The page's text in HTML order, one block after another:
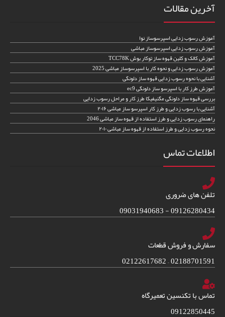
آخرین مقالات
آموزش رسوب زدایی اسپرسوساز نوا
آموزش رسوب زدایی اسپرسوساز مباشی
آموزش کالک و کلین قهوه ساز توکار بوش TCC78K
آموزش رسوب زدایی و نحوه کار با اسپرسوساز مباشی 2025
آشنایی با نحوه رسوب زدایی قهوه ساز دلونگی
آموزش طرز کار با اسپرسو ساز دلونگی ec9
بررسی قهوه ساز دلونگی مگنیفیکا طرز کار و مراحل رسوب زدایی
آشنایی با رسوب زدایی و طرز کار اسپرسو ساز مباشی ۲۰۱۶
راهنمای رسوب زدایی و طرز استفاده از قهوه ساز مباشی 2046
نحوه رسوب زدایی و طرز استفاده از قهوه ساز مباشی ۲۰۱۰
اطلاعات تماس
تلفن های ضروری
09126280434 - 09031940683
سفارش و فروش قطعات
02188701591 – 02122617682
تماس با تکنسین تعمیرگاه
09122850445